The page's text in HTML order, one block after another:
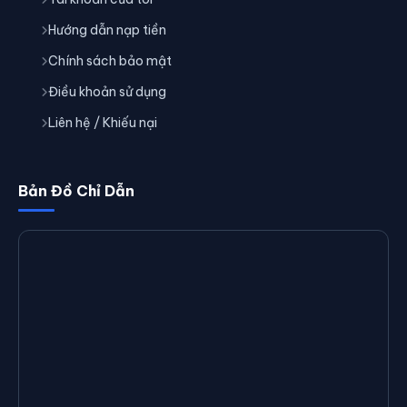
Hướng dẫn nạp tiền
Chính sách bảo mật
Điều khoản sử dụng
Liên hệ / Khiếu nại
Bản Đồ Chỉ Dẫn